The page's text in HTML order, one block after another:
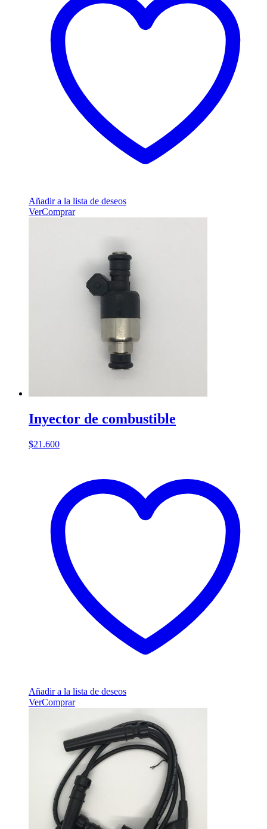
Añadir a la lista de deseos
VerComprar
Inyector de combustible
$21.600
Añadir a la lista de deseos
VerComprar